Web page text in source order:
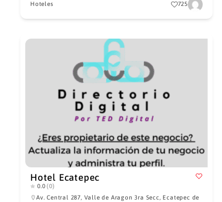
Hoteles 725
Hotel Ecatepec
0.0 (0)
Av. Central 287, Valle de Aragon 3ra Secc, Ecatepec de